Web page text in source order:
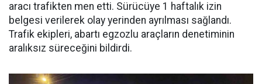
aracı trafikten men etti. Sürücüye 1 haftalık izin
belgesi verilerek olay yerinden ayrılması sağlandı.
Trafik ekipleri, abartı egzozlu araçların denetiminin
aralıksız süreceğini bildirdi.